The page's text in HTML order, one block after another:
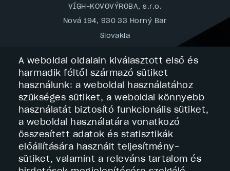
A weboldal oldalain kiválasztott első és
harmadik féltől származó sütiket
használunk: a weboldal használatához
szükséges sütiket, a weboldal könnyebb
használatát biztosító funkcionális sütiket,
a weboldal használatára vonatkozó
összesített adatok és statisztikák
előállítására használt teljesítmény-
sütiket, valamint a releváns tartalom és
VÍGH-KOVOVÝROBA, s.r.o.
Nová 194, 930 33 Horný Bar
Slovakia
Tel.: 00421 (0) 31 55 082 21
E-mail: vigh@vigh.sk
Navigáció
Footer
navigácia
Kezdőlap
Cégprofil
Szolgáltatások
Technológiák
Elérhetőség
Szolgáltatások